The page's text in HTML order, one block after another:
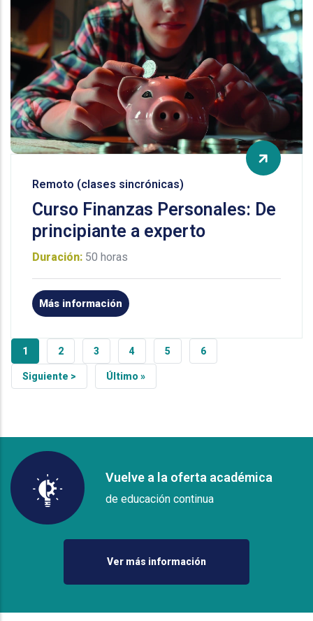
Remoto (clases sincrónicas)
Curso Finanzas Personales: De
principiante a experto
Duración: 50 horas
Más información
Página actual
1 Página
2 Página
3 Página
4 Página
5 Página
6
Siguiente página
Siguiente > Última página
Último »
Vuelve a la oferta académica
de educación continua
Ver más información